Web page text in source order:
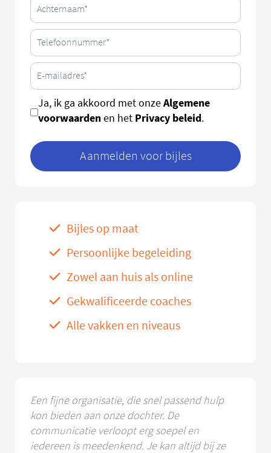
Ja, ik ga akkoord met onzeAlgemene
voorwaardenen het Privacy beleid.
Aanmelden voor bijles
Bijles op maat
Persoonlijke begeleiding
Zowel aan huis als online
Gekwalificeerde coaches
Alle vakken en niveaus
Een fijne organisatie, die snel passend hulp
kon bieden aan onze dochter. De
communicatie verloopt erg soepel en
iedereen is meedenkend. Je kan altijd bij ze